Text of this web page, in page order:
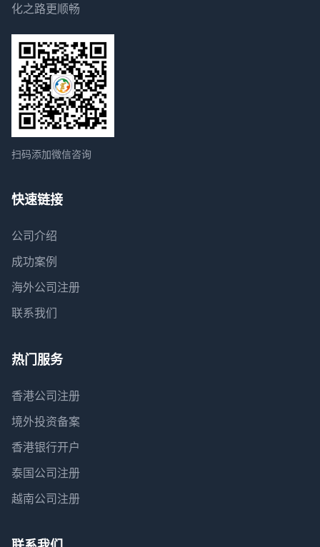
化之路更顺畅
扫码添加微信咨询
快速链接
公司介绍
成功案例
海外公司注册
联系我们
热门服务
香港公司注册
境外投资备案
香港银行开户
泰国公司注册
越南公司注册